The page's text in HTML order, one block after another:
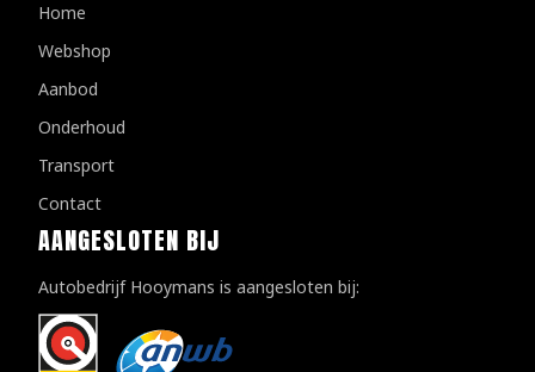
Home
Webshop
Aanbod
Onderhoud
Transport
Contact
AANGESLOTEN BIJ
Autobedrijf Hooymans is aangesloten bij: